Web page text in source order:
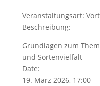
Veranstaltungsart:
Beschreibung:
Grundlagen zum
und Sortenvielfalt
Date:
19. März 2026, 17:00